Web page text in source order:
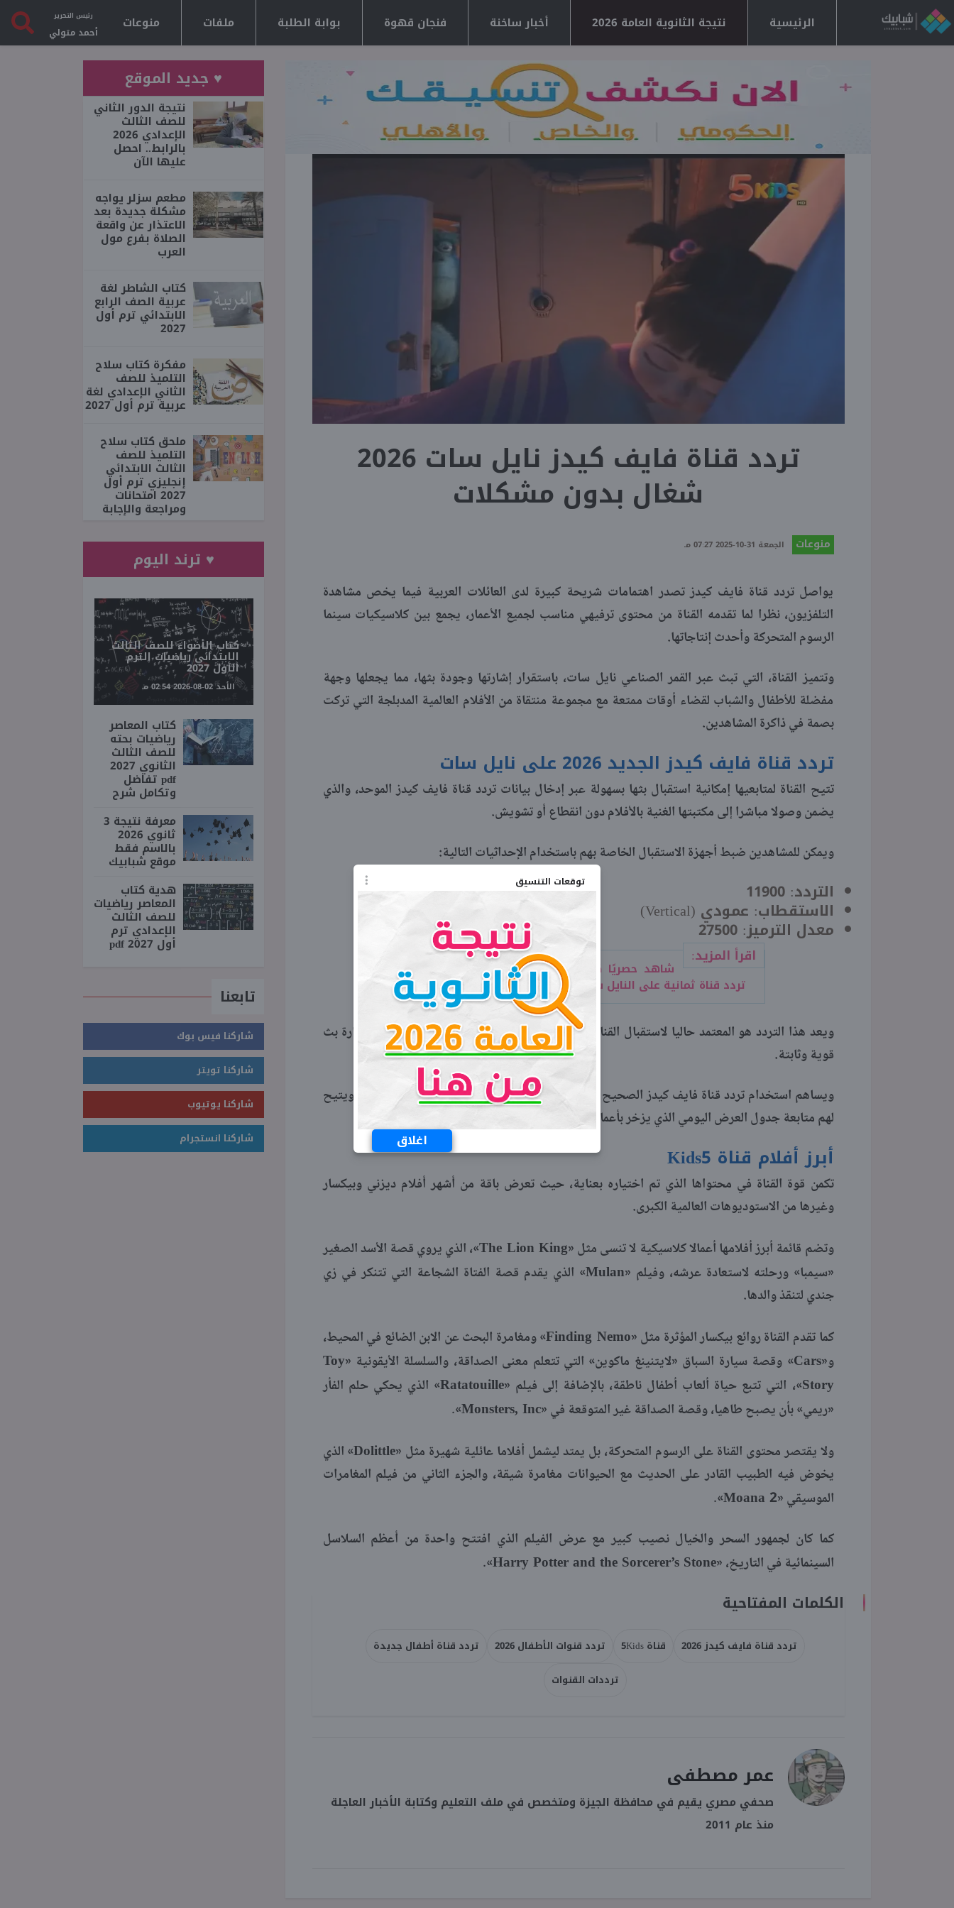
توقعات التنسيق
اغلاق
الرئيسية نتيجة الثانوية العامة 2026 أخبار ساخنة فنجان قهوة بوابة الطلبة ملفات منوعات رئيس التحرير
أحمد متولي
تردد قناة فايف كيدز نايل سات 2026
شغال بدون مشكلات
منوعات الجمعة 31-10-2025 07:27 مـ
يواصل تردد قناة فايف كيدز تصدر اهتمامات شريحة كبيرة لدى العائلات العربية فيما يخص مشاهدة
التلفزيون، نظرا لما تقدمه القناة من محتوى ترفيهي مناسب لجميع الأعمار، يجمع بين كلاسيكيات سينما
الرسوم المتحركة وأحدث إنتاجاتها.
وتتميز القناة، التي تبث عبر القمر الصناعي نايل سات، باستقرار إشارتها وجودة بثها، مما يجعلها وجهة
مفضلة للأطفال والشباب لقضاء أوقات ممتعة مع مجموعة منتقاة من الأفلام العالمية المدبلجة التي تركت
بصمة في ذاكرة المشاهدين.
تردد قناة فايف كيدز الجديد 2026 على نايل سات
تتيح القناة لمتابعيها إمكانية استقبال بثها بسهولة عبر إدخال بيانات تردد قناة فايف كيدز الموحد، والذي
يضمن وصولا مباشرا إلى مكتبتها الغنية بالأفلام دون انقطاع أو تشويش.
ويمكن للمشاهدين ضبط أجهزة الاستقبال الخاصة بهم باستخدام الإحداثيات التالية:
التردد: 11900
الاستقطاب: عمودي (Vertical
)
معدل الترميز: 27500
اقرأ المزيد:
شاهد حصريًا كأس السوبر والدوري السعودي..
تردد قناة ثمانية على النايل سات
ويعد هذا التردد هو المعتمد حاليا لاستقبال القناة بجودة عالية، حيث تحرص الإدارة على توفير إشارة بث
قوية وثابتة.
ويساهم استخدام تردد قناة فايف كيدز الصحيح في تجنب أي مشكلات تقنية قد تواجه المشاهدين، ويتيح
لهم متابعة جدول العرض اليومي الذي يزخر بأعمال سينمائية شهيرة تلبي مختلف الأذواق.
أبرز أفلام قناة 5 Kids
تكمن قوة القناة في محتواها الذي تم اختياره بعناية، حيث تعرض باقة من أشهر أفلام ديزني وبيكسار
وغيرها من الاستوديوهات العالمية الكبرى.
وتضم قائمة أبرز أفلامها أعمالا كلاسيكية لا تنسى مثل «The Lion King»، الذي يروي قصة الأسد الصغير
«سيمبا» ورحلته لاستعادة عرشه، وفيلم «Mulan» الذي يقدم قصة الفتاة الشجاعة التي تتنكر في زي
جندي لتنقذ والدها.
كما تقدم القناة روائع بيكسار المؤثرة مثل «Finding Nemo» ومغامرة البحث عن الابن الضائع في المحيط،
و«Cars» وقصة سيارة السباق «لايتنينغ ماكوين» التي تتعلم معنى الصداقة، والسلسلة الأيقونية «Toy
Story»، التي تتبع حياة ألعاب أطفال ناطقة، بالإضافة إلى فيلم «Ratatouille» الذي يحكي حلم الفأر
«ريمي» بأن يصبح طاهيا، وقصة الصداقة غير المتوقعة في «Monsters, Inc
».
ولا يقتصر محتوى القناة على الرسوم المتحركة، بل يمتد ليشمل أفلاما عائلية شهيرة مثل «Dolittle» الذي
يخوض فيه الطبيب القادر على الحديث مع الحيوانات مغامرة شيقة، والجزء الثاني من فيلم المغامرات
الموسيقي «Moana 2
».
كما كان لجمهور السحر والخيال نصيب كبير مع عرض الفيلم الذي افتتح واحدة من أعظم السلاسل
السينمائية في التاريخ، «Harry Potter and the Sorcerer’s Stone
».
الكلمات المفتاحية
تردد قناة فايف كيدز 2026 قناة 5Kids تردد قنوات الأطفال 2026
تردد قناة أطفال جديدة
ترددات القنوات
عمر مصطفى
صحفي مصري يقيم في محافظة الجيزة ومتخصص في ملف التعليم وكتابة الأخبار العاجلة
منذ عام 2011
♥ جديد الموقع
نتيجة الدور الثاني
للصف الثالث
الإعدادي 2026
بالرابط.. احصل
عليها الآن
مطعم سزلر يواجه
مشكلة جديدة بعد
الاعتذار عن واقعة
الصلاة بفرع مول
العرب
كتاب الشاطر لغة
عربية الصف الرابع
الابتدائي ترم أول
2027
مفكرة كتاب سلاح
التلميذ للصف
الثاني الإعدادي لغة
عربية ترم أول 2027
ملحق كتاب سلاح
التلميذ للصف
الثالث الابتدائي
إنجليزي ترم أول
2027 امتحانات
ومراجعة والإجابة
♥ ترند اليوم
كتاب الأضواء للصف الثالث
الابتدائي رياضيات الترم
الأول 2027
الأحد 02-08-2026 02:54 مـ
كتاب المعاصر
رياضيات بحته
للصف الثالث
الثانوي 2027
pdf تفاضل
وتكامل شرح
معرفة نتيجة 3
ثانوي 2026
بالاسم فقط
موقع شبابيك
هدية كتاب
المعاصر رياضيات
للصف الثالث
الإعدادي ترم
أول 2027 pdf
تابعنا
شاركنا فيس بوك
شاركنا تويتر
شاركنا يوتيوب
شاركنا انستجرام